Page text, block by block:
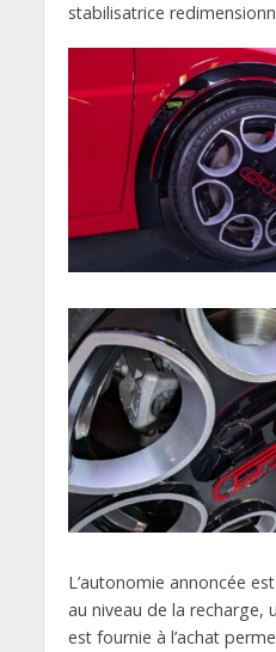
stabilisatrice
L’autonomie annoncée
au niveau de la recharge,
est fournie à l’achat